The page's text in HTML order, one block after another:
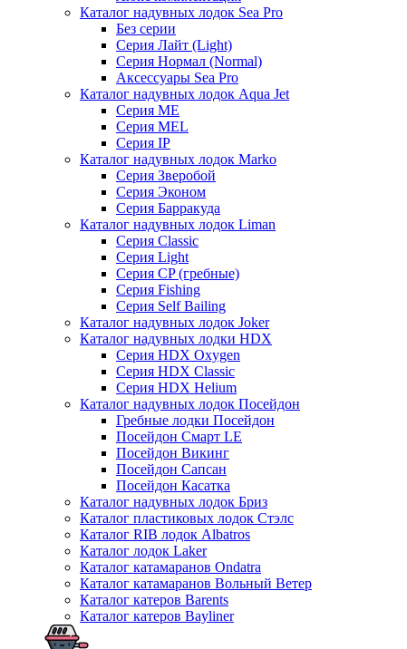
Каталог надувных лодок Sea Pro
Без серии
Серия Лайт (Light)
Серия Нормал (Normal)
Аксессуары Sea Pro
Каталог надувных лодок Aqua Jet
Серия ME
Серия MEL
Серия IP
Каталог надувных лодок Marko
Серия Зверобой
Серия Эконом
Серия Барракуда
Каталог надувных лодок Liman
Серия Classic
Серия Light
Серия CP (гребные)
Серия Fishing
Серия Self Bailing
Каталог надувных лодок Joker
Каталог надувных лодки HDX
Серия HDX Oxygen
Серия HDX Classic
Серия HDX Helium
Каталог надувных лодок Посейдон
Гребные лодки Посейдон
Посейдон Смарт LE
Посейдон Викинг
Посейдон Сапсан
Посейдон Касатка
Каталог надувных лодок Бриз
Каталог пластиковых лодок Стэлс
Каталог RIB лодок Albatros
Каталог лодок Laker
Каталог катамаранов Ondatra
Каталог катамаранов Вольный Ветер
Каталог катеров Barents
Каталог катеров Bayliner